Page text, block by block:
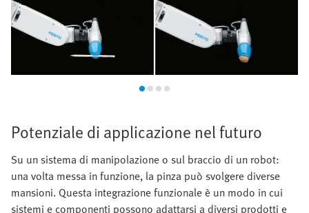
Potenziale di applicazione nel futuro
Su un sistema di manipolazione o sul braccio di un robot:
una volta messa in funzione, la pinza può svolgere diverse
mansioni. Questa integrazione funzionale è un modo in cui
sistemi e componenti possono adattarsi a diversi prodotti e